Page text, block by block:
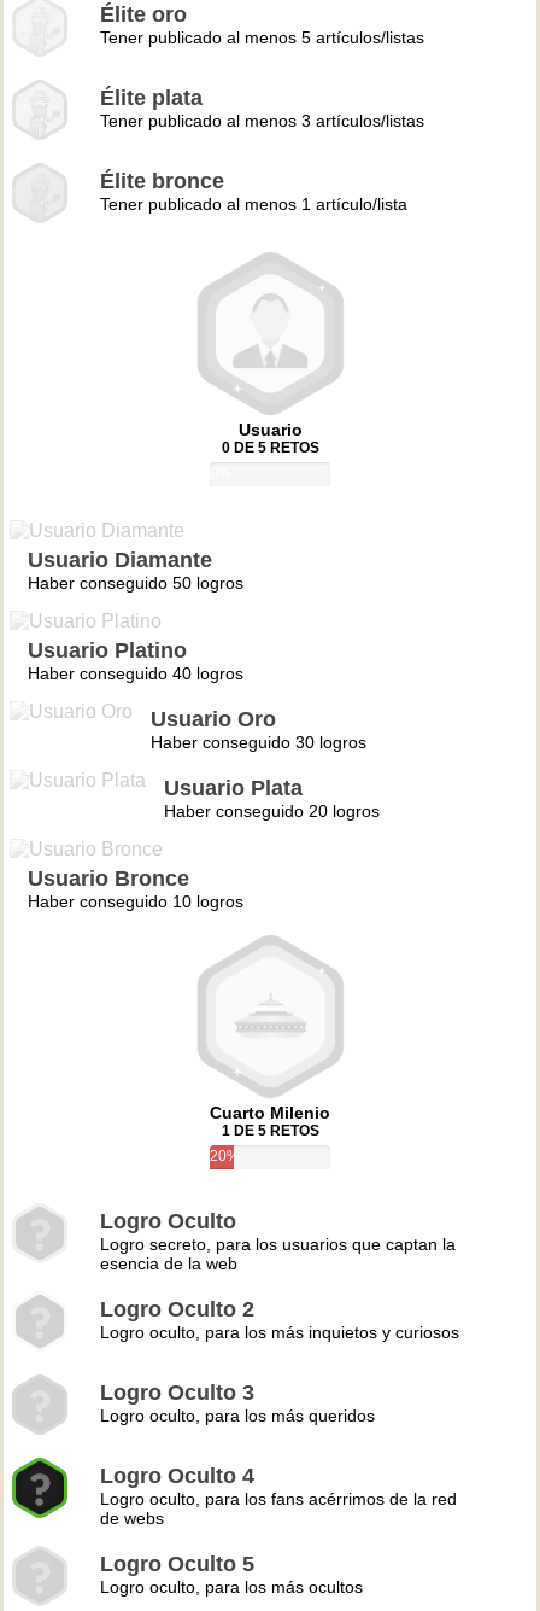
Élite oro
Tener publicado al menos 5 artículos/listas
Élite plata
Tener publicado al menos 3 artículos/listas
Élite bronce
Tener publicado al menos 1 artículo/lista
Usuario
0 DE 5 RETOS
Usuario Diamante
Haber conseguido 50 logros
Usuario Platino
Haber conseguido 40 logros
Usuario Oro
Haber conseguido 30 logros
Usuario Plata
Haber conseguido 20 logros
Usuario Bronce
Haber conseguido 10 logros
Cuarto Milenio
1 DE 5 RETOS
20%
Logro Oculto
Logro secreto, para los usuarios que captan la
esencia de la web
Logro Oculto 2
Logro oculto, para los más inquietos y curiosos
Logro Oculto 3
Logro oculto, para los más queridos
Logro Oculto 4
Logro oculto, para los fans acérrimos de la red
de webs
Logro Oculto 5
Logro oculto, para los más ocultos